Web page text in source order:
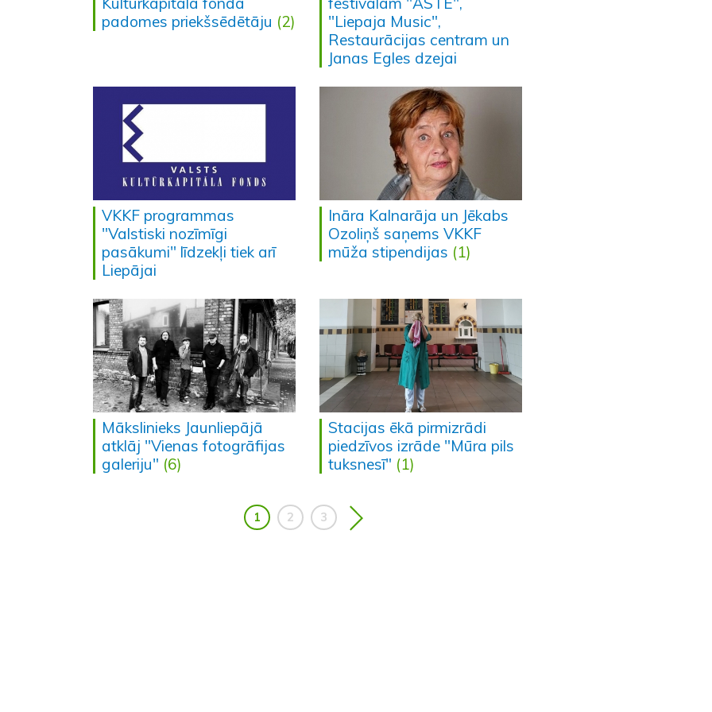
padomes priekšsēdētāju (2)
"Liepaja Music",
Restaurācijas centram un
Janas Egles dzejai
VKKF programmas
"Valstiski nozīmīgi
pasākumi" līdzekļi tiek arī
Liepājai
Ināra Kalnarāja un Jēkabs
Ozoliņš saņems VKKF
mūža stipendijas (1)
Mākslinieks Jaunliepājā
atklāj "Vienas fotogrāfijas
galeriju" (6)
Stacijas ēkā pirmizrādi
piedzīvos izrāde "Mūra pils
tuksnesī" (1)
1 2 3